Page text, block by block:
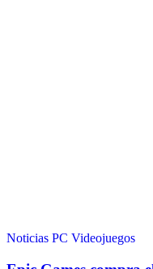
Noticias PC Videojuegos